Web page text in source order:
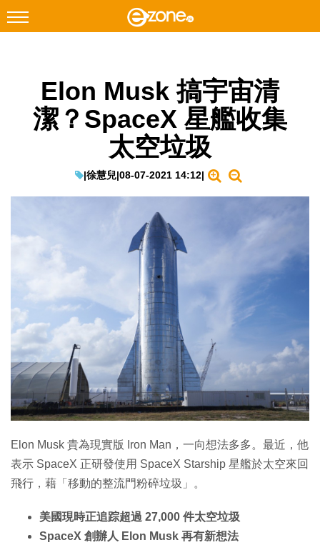
Facebook Instagram
科技焦點
教學評測
IT Times
Enterprise Digital Transformation
Elon Musk 搞宇宙清
潔？SpaceX 星艦收集
太空垃圾
|徐慧兒|08-07-2021 14:12|
Elon Musk 貴為現實版 Iron Man，一向想法多多。最近，他
表示 SpaceX 正研發使用 SpaceX Starship 星艦於太空來回
飛行，藉「移動的整流門粉碎垃圾」。
美國現時正追踪超過 27,000 件太空垃圾
SpaceX 創辦人 Elon Musk 再有新想法